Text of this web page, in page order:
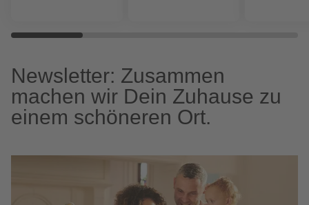
Newsletter: Zusammen
machen wir Dein Zuhause zu
einem schöneren Ort.